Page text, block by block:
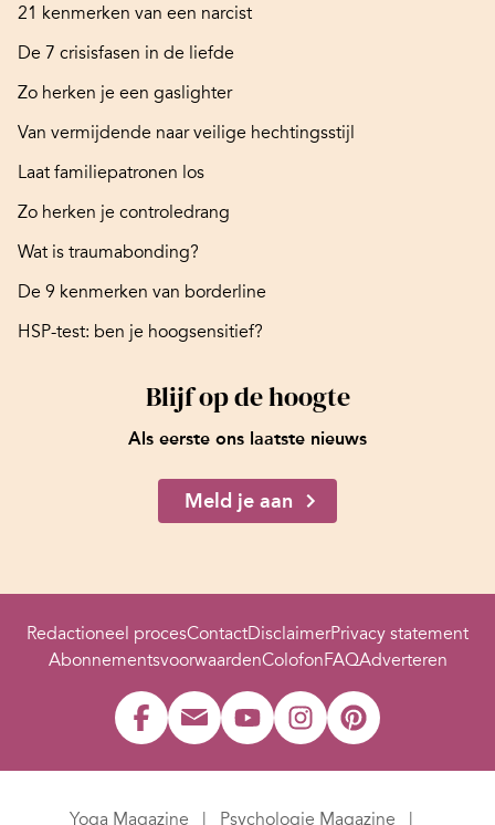
21 kenmerken van een narcist
De 7 crisisfasen in de liefde
Zo herken je een gaslighter
Van vermijdende naar veilige hechtingsstijl
Laat familiepatronen los
Zo herken je controledrang
Wat is traumabonding?
De 9 kenmerken van borderline
HSP-test: ben je hoogsensitief?
Blijf op de hoogte
Als eerste ons laatste nieuws
Meld je aan
Redactioneel procesContactDisclaimerPrivacy statement
AbonnementsvoorwaardenColofonFAQAdverteren
Yoga Magazine Psychologie Magazine